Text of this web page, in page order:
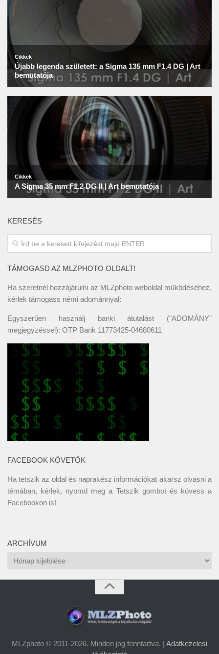
KERESÉS
TÁMOGASD AZ MLZPHOTO OLDALT!
Ha szeretnél hozzájárulni az MLZphoto weboldal működéséhez,
kérlek támogass némi adománnyal:
Egyszerűen használj banki átutalást ("ADOMÁNY"
megjegyzéssel): OTP Bank 11773425-04680611
FACEBOOK KÖVETŐK
Ha tetszik az oldal és naprakész információkat akarsz olvasni a
témában, kérlek, nyomd meg a Tetszik gombot és kövess a
Facebookon is!
ARCHÍVUM
Archívum
MLZphoto © 2011-2026. Minden jog fenntartva. | Adatkezelesi